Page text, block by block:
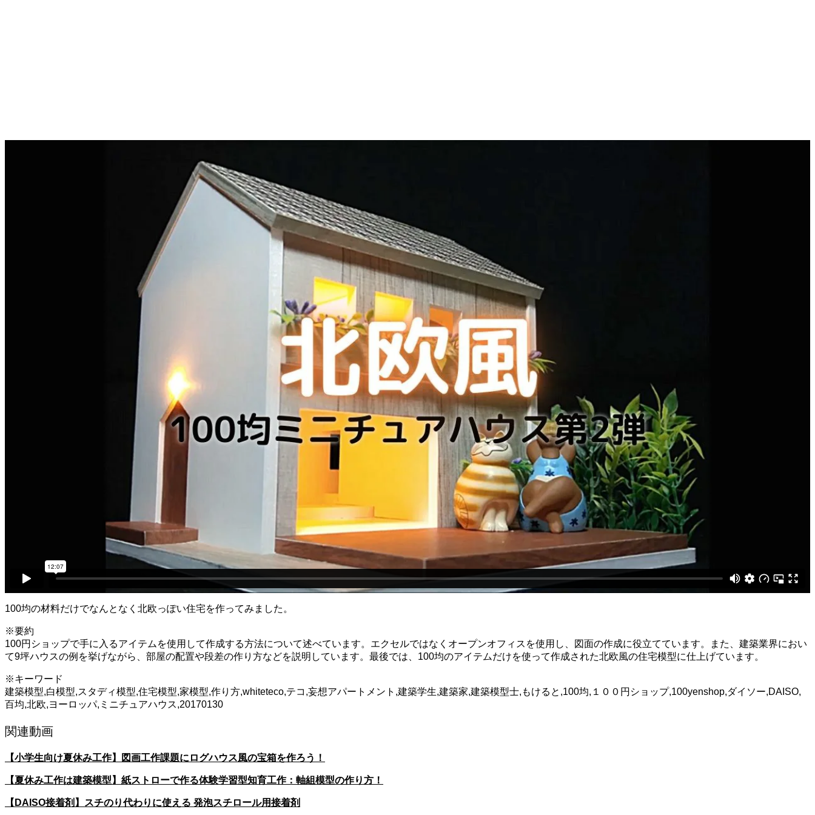
100均の材料だけでなんとなく北欧っぽい住宅を作ってみました。
※要約
100円ショップで手に入るアイテムを使用して作成する方法について述べています。エクセルではなくオープンオフィスを使用し、図面の作成に役立てています。また、建築業界におい
て9坪ハウスの例を挙げながら、部屋の配置や段差の作り方などを説明しています。最後では、100均のアイテムだけを使って作成された北欧風の住宅模型に仕上げています。
※キーワード
建築模型,白模型,スタディ模型,住宅模型,家模型,作り方,whiteteco,テコ,妄想アパートメント,建築学生,建築家,建築模型士,もけると,100均,１００円ショップ,100yenshop,ダイソー,DAISO,
百均,北欧,ヨーロッパ,ミニチュアハウス,20170130
関連動画
【小学生向け夏休み工作】図画工作課題にログハウス風の宝箱を作ろう！
【夏休み工作は建築模型】紙ストローで作る体験学習型知育工作：軸組模型の作り方！
【DAISO接着剤】スチのり代わりに使える 発泡スチロール用接着剤